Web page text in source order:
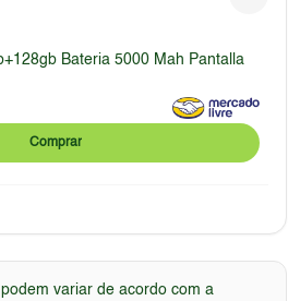
Bateria 5000 Mah Pantalla
Comprar
variar de acordo com a